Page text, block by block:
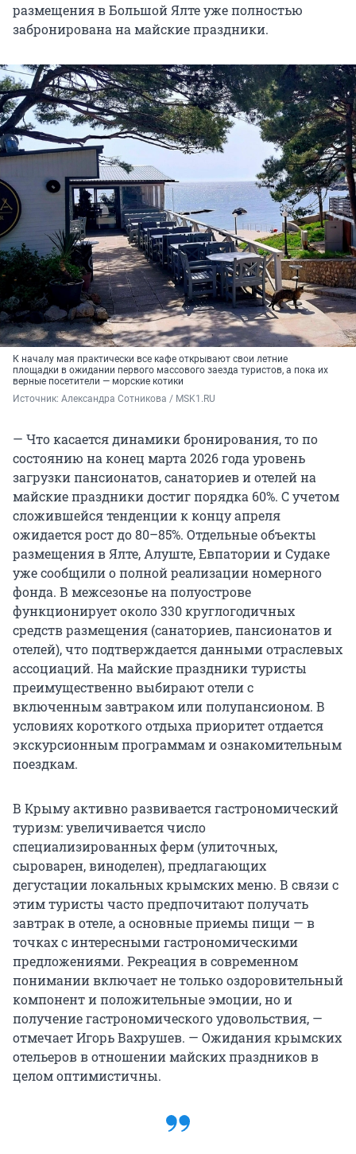
размещения в Большой Ялте уже полностью
забронирована на майские праздники.
К началу мая практически все кафе открывают свои летние
площадки в ожидании первого массового заезда туристов, а пока их
верные посетители — морские котики
Источник: Александра Сотникова / MSK1.RU
— Что касается динамики бронирования, то по
состоянию на конец марта 2026 года уровень
загрузки пансионатов, санаториев и отелей на
майские праздники достиг порядка 60%. С учетом
сложившейся тенденции к концу апреля
ожидается рост до 80–85%. Отдельные объекты
размещения в Ялте, Алуште, Евпатории и Судаке
уже сообщили о полной реализации номерного
фонда. В межсезонье на полуострове
функционирует около 330 круглогодичных
средств размещения (санаториев, пансионатов и
отелей), что подтверждается данными отраслевых
ассоциаций. На майские праздники туристы
преимущественно выбирают отели с
включенным завтраком или полупансионом. В
условиях короткого отдыха приоритет отдается
экскурсионным программам и ознакомительным
поездкам.
В Крыму активно развивается гастрономический
туризм: увеличивается число
специализированных ферм (улиточных,
сыроварен, виноделен), предлагающих
дегустации локальных крымских меню. В связи с
этим туристы часто предпочитают получать
завтрак в отеле, а основные приемы пищи — в
точках с интересными гастрономическими
предложениями. Рекреация в современном
понимании включает не только оздоровительный
компонент и положительные эмоции, но и
получение гастрономического удовольствия, —
отмечает Игорь Вахрушев. — Ожидания крымских
отельеров в отношении майских праздников в
целом оптимистичны.